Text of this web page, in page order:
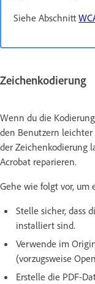
Siehe Abschnitt
Zeichenkodierung
Wenn du die
den Benutzern leichter
der Zeichenkodierung
Acrobat reparieren.
Gehe wie folgt vor, um
Stelle sicher, dass
installiert sind.
Verwende im
(vorzugsweise
Erstelle die PDF-